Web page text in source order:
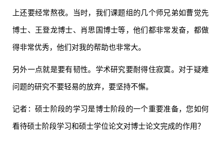
上还要经常熬夜。当时，我们课题组的几个师兄弟如曹觉先
博士、王登龙博士、肖思国博士等，他们都非常发奋，都做
得非常优秀，他们对我的帮助也非常大。
另外一点就是要有韧性。学术研究要耐得住寂寞。对于疑难
问题的研究不要轻易的放弃，要坚持不懈。
记者：硕士阶段的学习是博士阶段的一个重要准备，您如何
看待硕士阶段学习和硕士学位论文对博士论文完成的作用？